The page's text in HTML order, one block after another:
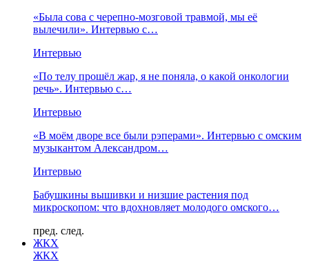
«Была сова с черепно-мозговой травмой, мы её
вылечили». Интервью с…
Интервью
«По телу прошёл жар, я не поняла, о какой онкологии
речь». Интервью с…
Интервью
«В моём дворе все были рэперами». Интервью с омским
музыкантом Александром…
Интервью
Бабушкины вышивки и низшие растения под
микроскопом: что вдохновляет молодого омского…
пред. след.
ЖКХ
ЖКХ